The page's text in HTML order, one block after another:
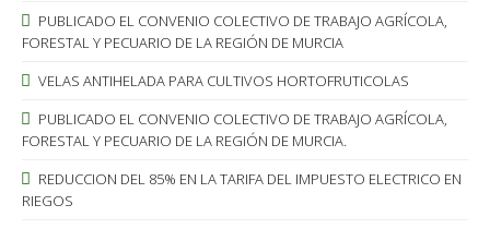
PUBLICADO EL CONVENIO COLECTIVO DE TRABAJO AGRÍCOLA,
FORESTAL Y PECUARIO DE LA REGIÓN DE MURCIA
VELAS ANTIHELADA PARA CULTIVOS HORTOFRUTICOLAS
PUBLICADO EL CONVENIO COLECTIVO DE TRABAJO AGRÍCOLA,
FORESTAL Y PECUARIO DE LA REGIÓN DE MURCIA.
REDUCCION DEL 85% EN LA TARIFA DEL IMPUESTO ELECTRICO EN
RIEGOS